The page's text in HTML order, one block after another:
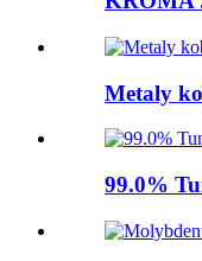
Metaly
99.0%